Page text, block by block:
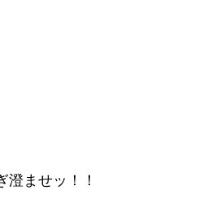
澄ませッ！！